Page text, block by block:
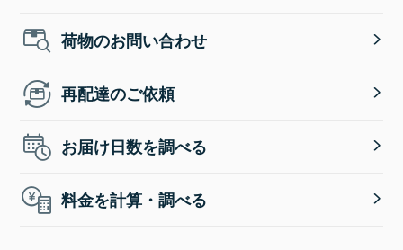
荷物のお問い合わせ
再配達のご依頼
お届け日数を調べる
料金を計算・調べる